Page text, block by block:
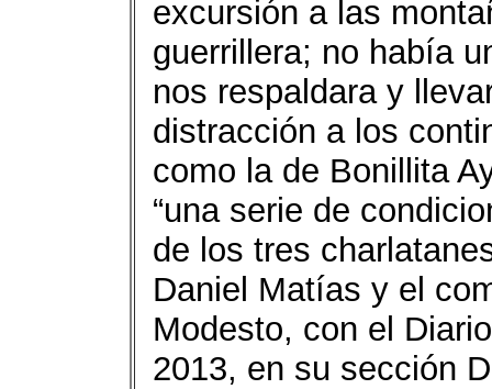
excursión a las
guerrillera; no había
nos respaldara y
distracción a los
como la de Bonillita
“una serie de
de los tres
Daniel Matías y el
Modesto, con el
2013, en su sección